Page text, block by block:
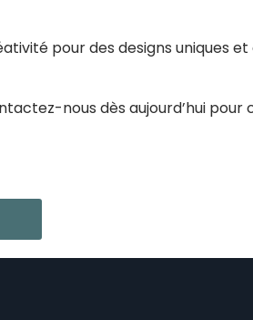
pour des designs uniques et
nous dès aujourd’hui pour